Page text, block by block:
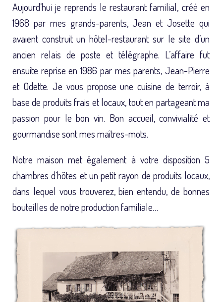
Aujourd’hui je reprends le restaurant familial, créé en
1968 par mes grands-parents, Jean et Josette qui
avaient construit un hôtel-restaurant sur le site d’un
ancien relais de poste et télégraphe. L’affaire fut
ensuite reprise en 1986 par mes parents, Jean-Pierre
et Odette. Je vous propose une cuisine de terroir, à
base de produits frais et locaux, tout en partageant ma
passion pour le bon vin. Bon accueil, convivialité et
gourmandise sont mes maîtres-mots.
Notre maison met également à votre disposition 5
chambres d’hôtes et un petit rayon de produits locaux,
dans lequel vous trouverez, bien entendu, de bonnes
bouteilles de notre production familiale…